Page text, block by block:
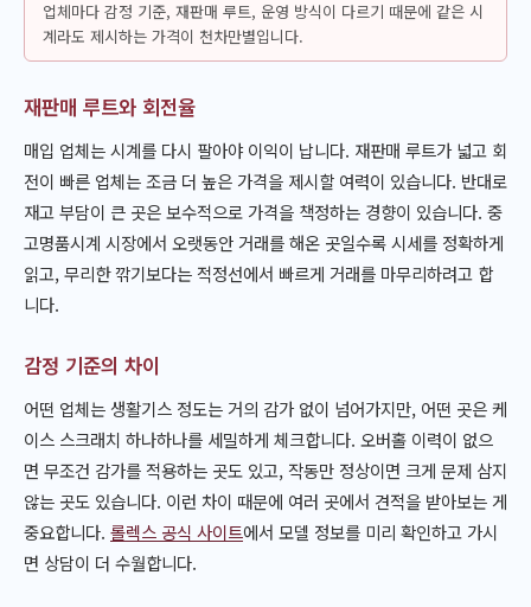
업체마다 감정 기준, 재판매 루트, 운영 방식이 다르기 때문에 같은 시
계라도 제시하는 가격이 천차만별입니다.
재판매 루트와 회전율
매입 업체는 시계를 다시 팔아야 이익이 납니다. 재판매 루트가 넓고 회
전이 빠른 업체는 조금 더 높은 가격을 제시할 여력이 있습니다. 반대로
재고 부담이 큰 곳은 보수적으로 가격을 책정하는 경향이 있습니다. 중
고명품시계 시장에서 오랫동안 거래를 해온 곳일수록 시세를 정확하게
읽고, 무리한 깎기보다는 적정선에서 빠르게 거래를 마무리하려고 합
니다.
감정 기준의 차이
어떤 업체는 생활기스 정도는 거의 감가 없이 넘어가지만, 어떤 곳은 케
이스 스크래치 하나하나를 세밀하게 체크합니다. 오버홀 이력이 없으
면 무조건 감가를 적용하는 곳도 있고, 작동만 정상이면 크게 문제 삼지
않는 곳도 있습니다. 이런 차이 때문에 여러 곳에서 견적을 받아보는 게
중요합니다. 롤렉스 공식 사이트에서 모델 정보를 미리 확인하고 가시
면 상담이 더 수월합니다.